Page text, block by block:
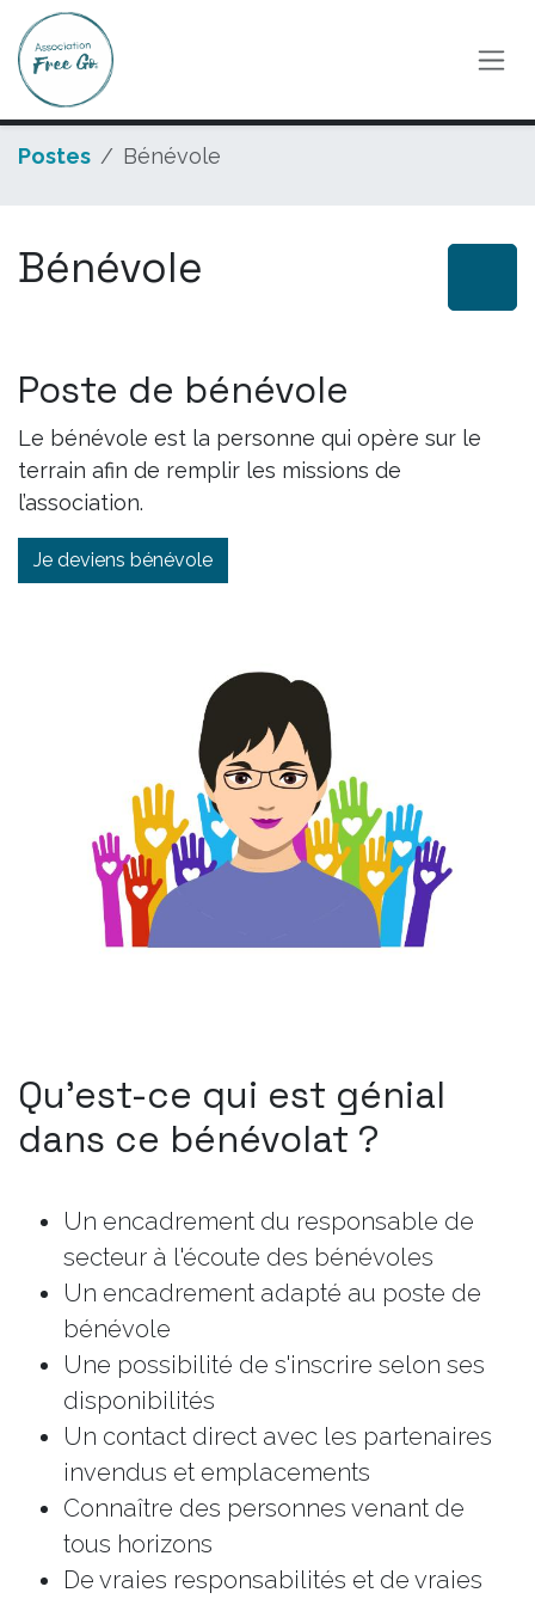
Se rendre au contenu
Postes Bénévole
Bénévole
Poste de bénévole
Le bénévole est la personne qui opère sur le
terrain afin de remplir les missions de
l’association.
Je deviens bénévole
Qu'est-ce qui est génial
dans ce bénévolat ?
Un encadrement du responsable de
secteur à l'écoute des bénévoles
Un encadrement adapté au poste de
bénévole
Une possibilité de s'inscrire selon ses
disponibilités
Un contact direct avec les partenaires
invendus et emplacements
Connaître des personnes venant de
tous horizons
De vraies responsabilités et de vraies